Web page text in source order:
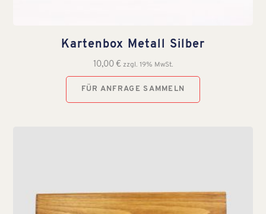
Kartenbox Metall Silber
10,00 € zzgl. 19% MwSt.
FÜR ANFRAGE SAMMELN